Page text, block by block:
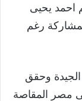
احمد يحيى
رغم
الجيدة وحقق
مصر المقاصة